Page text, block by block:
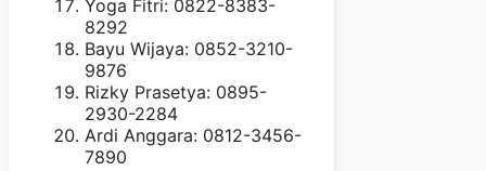
Yoga Fitri: 0822-8383-
8292
Bayu Wijaya: 0852-3210-
9876
Rizky Prasetya: 0895-
2930-2284
Ardi Anggara: 0812-3456-
7890